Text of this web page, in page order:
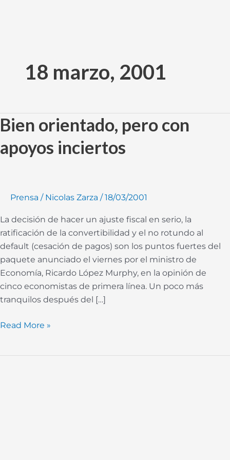
contenido18 marzo, 2001
Bien orientado, pero con
apoyos inciertos
Prensa / Nicolas Zarza /18/03/2001
La decisión de hacer un ajuste fiscal en serio, la
ratificación de la convertibilidad y el no rotundo al
default (cesación de pagos) son los puntos fuertes del
paquete anunciado el viernes por el ministro de
Economía, Ricardo López Murphy, en la opinión de
cinco economistas de primera línea. Un poco más
tranquilos después del […]
Bien
orientado,
pero
con
Read More »